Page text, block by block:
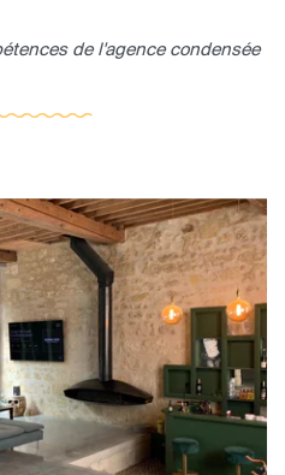
de l'agence condensée